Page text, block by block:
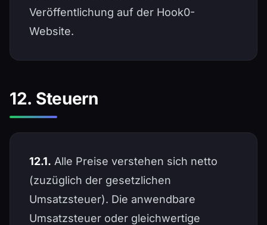
Veröffentlichung auf der Hook0-
Website.
12. Steuern
12.1. Alle Preise verstehen sich netto
(zuzüglich der gesetzlichen
Umsatzsteuer). Die anwendbare
Umsatzsteuer oder gleichwertige